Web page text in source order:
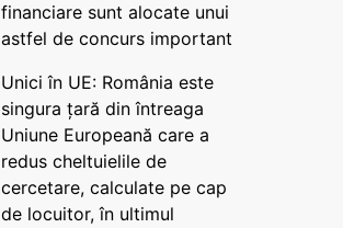
financiare sunt alocate unui
astfel de concurs important
Unici în UE: România este
singura țară din întreaga
Uniune Europeană care a
redus cheltuielile de
cercetare, calculate pe cap
de locuitor, în ultimul